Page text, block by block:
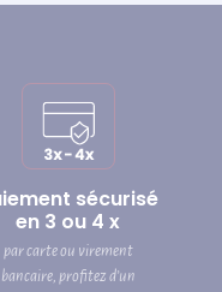
sécurisé
en 3 ou 4 x
par carte ou virement
bancaire, profitez d’un